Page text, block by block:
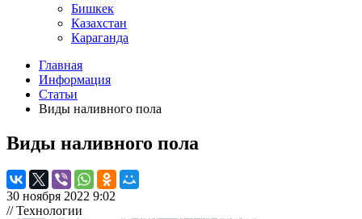
Бишкек
Казахстан
Караганда
Главная
Информация
Статьи
Виды наливного пола
Виды наливного пола
30 ноября 2022 9:02
// Технологии